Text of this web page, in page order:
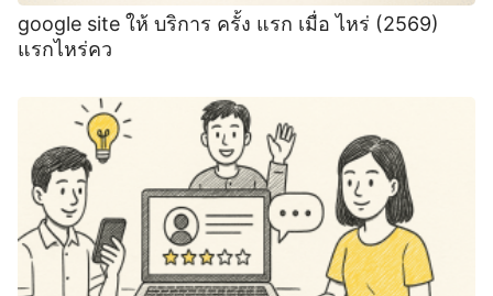
google site ให้ บริการ ครั้ง แรก เมื่อ ไหร่ (2569)
แรกไหร่คว